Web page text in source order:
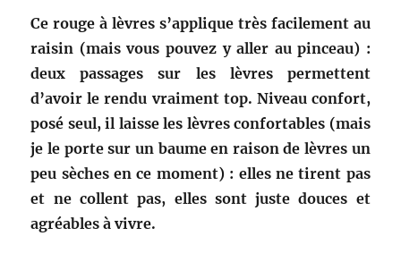
Ce rouge à lèvres s’applique très facilement au
raisin (mais vous pouvez y aller au pinceau) :
deux passages sur les lèvres permettent
d’avoir le rendu vraiment top. Niveau confort,
posé seul, il laisse les lèvres confortables (mais
je le porte sur un baume en raison de lèvres un
peu sèches en ce moment) : elles ne tirent pas
et ne collent pas, elles sont juste douces et
agréables à vivre.